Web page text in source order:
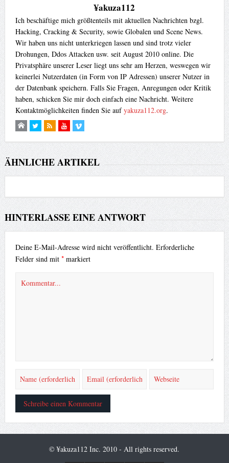
¥akuza112
Ich beschäftige mich größtenteils mit aktuellen Nachrichten bzgl.
Hacking, Cracking & Security, sowie Globalen und Scene News.
Wir haben uns nicht unterkriegen lassen und sind trotz vieler
Drohungen, Ddos Attacken usw. seit August 2010 online. Die
Privatsphäre unserer Leser liegt uns sehr am Herzen, weswegen wir
keinerlei Nutzerdaten (in Form von IP Adressen) unserer Nutzer in
der Datenbank speichern. Falls Sie Fragen, Anregungen oder Kritik
haben, schicken Sie mir doch einfach eine Nachricht. Weitere
Kontaktmöglichkeiten finden Sie aufyakuza112.org.
ÄHNLICHE ARTIKEL
HINTERLASSE EINE ANTWORT
Deine E-Mail-Adresse wird nicht veröffentlicht. Erforderliche
Felder sind mit *markiert
© ¥akuza112 Inc. 2010 - All rights reserved.